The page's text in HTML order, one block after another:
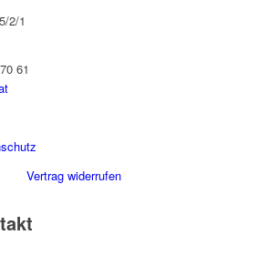
2/1
61
Vertrag widerrufen